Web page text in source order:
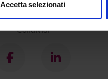
Accetta selezionati
Condividi